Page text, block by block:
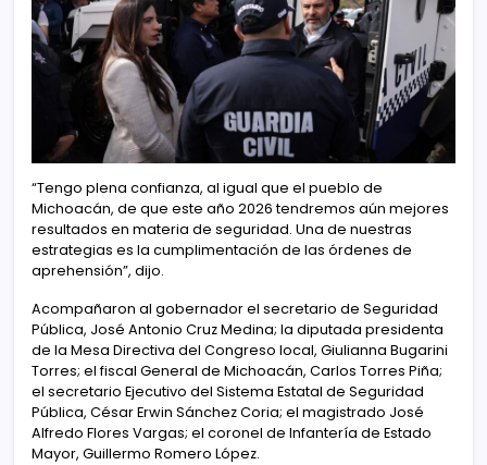
“Tengo plena confianza, al igual que el pueblo de
Michoacán, de que este año 2026 tendremos aún mejores
resultados en materia de seguridad. Una de nuestras
estrategias es la cumplimentación de las órdenes de
aprehensión”, dijo.
Acompañaron al gobernador el secretario de Seguridad
Pública, José Antonio Cruz Medina; la diputada presidenta
de la Mesa Directiva del Congreso local, Giulianna Bugarini
Torres; el fiscal General de Michoacán, Carlos Torres Piña;
el secretario Ejecutivo del Sistema Estatal de Seguridad
Pública, César Erwin Sánchez Coria; el magistrado José
Alfredo Flores Vargas; el coronel de Infantería de Estado
Mayor, Guillermo Romero López.